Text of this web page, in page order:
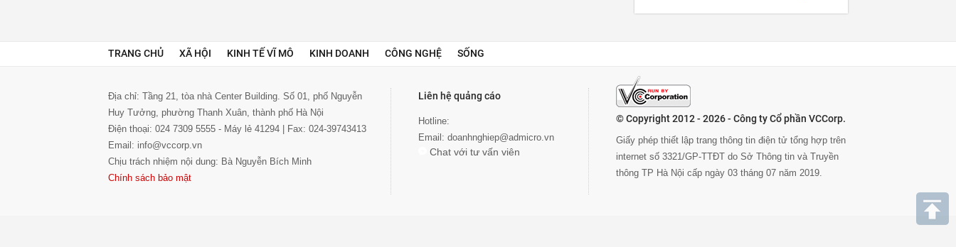
TRANG CHỦ XÃ HỘI KINH TẾ VĨ MÔ KINH DOANH CÔNG NGHỆ SỐNG
Địa chỉ: Tầng 21, tòa nhà Center Building. Số 01, phố Nguyễn
Huy Tưởng, phường Thanh Xuân, thành phố Hà Nội
Điện thoại: 024 7309 5555 - Máy lẻ 41294 | Fax: 024-39743413
Email: info@vccorp.vn
Chịu trách nhiệm nội dung: Bà Nguyễn Bích Minh
Chính sách bảo mật
Liên hệ quảng cáo
Hotline:
Email: doanhnghiep@admicro.vn
Chat với tư vấn viên
© Copyright 2012 - 2026 - Công ty Cổ phần VCCorp.
Giấy phép thiết lập trang thông tin điện tử tổng hợp trên
internet số 3321/GP-TTĐT do Sở Thông tin và Truyền
thông TP Hà Nội cấp ngày 03 tháng 07 năm 2019.